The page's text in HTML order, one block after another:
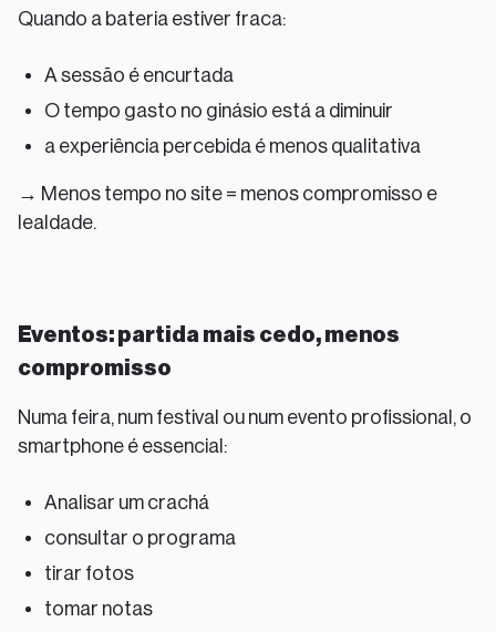
Quando a bateria estiver fraca:
A sessão é encurtada
O tempo gasto no ginásio está a diminuir
a experiência percebida é menos qualitativa
→ Menos tempo no site = menos compromisso e
lealdade.
Eventos: partida mais cedo, menos
compromisso
Numa feira, num festival ou num evento profissional, o
smartphone é essencial:
Analisar um crachá
consultar o programa
tirar fotos
tomar notas